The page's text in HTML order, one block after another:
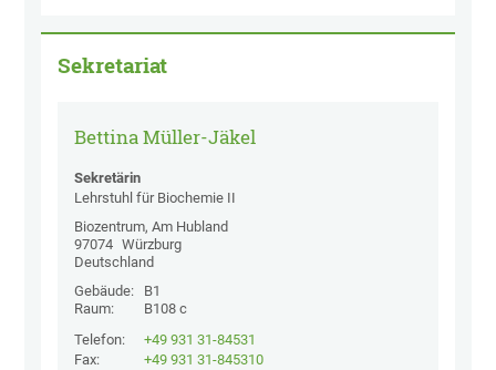
Sekretariat
Bettina Müller-Jäkel
Sekretärin
Lehrstuhl für Biochemie II
Biozentrum, Am Hubland
97074 Würzburg
Deutschland
Gebäude:
B1
Raum:
B108 c
Telefon:
+49 931 31-84531
Fax:
+49 931 31-845310